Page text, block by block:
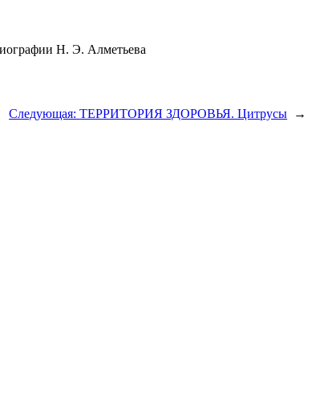
Н. Э. Алметьева
Следующая:ТЕРРИТОРИЯ ЗДОРОВЬЯ. Цитрусы →